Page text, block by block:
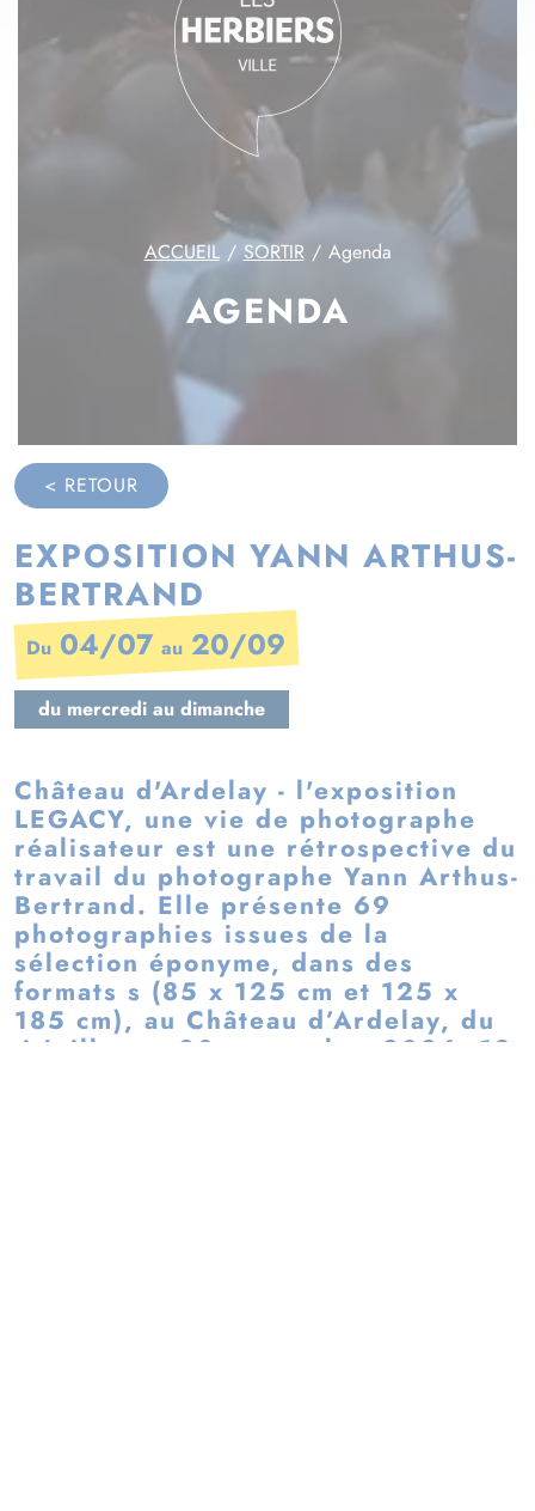
ACCUEIL SORTIR Agenda
AGENDA
< RETOUR
EXPOSITION YANN ARTHUS-
BERTRAND
Du 04/07 au 20/09
du mercredi au dimanche
Château d'Ardelay - l'exposition
LEGACY, une vie de photographe
réalisateur est une rétrospective du
travail du photographe Yann Arthus-
Bertrand. Elle présente 69
photographies issues de la
sélection éponyme, dans des
formats s (85 x 125 cm et 125 x
185 cm), au Château d’Ardelay, du
4 juillet au 20 septembre 2026. 18